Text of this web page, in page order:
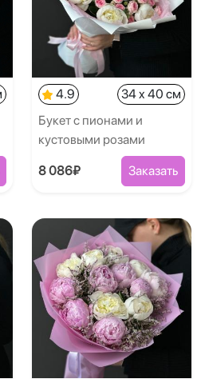
4.9
34 x 40 см
Букет с пионами и
кустовыми розами
8 086₽ Заказать